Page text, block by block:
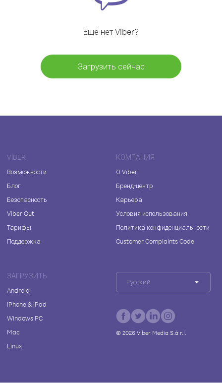
Ещё нет Viber?
Загрузить сейчас
VIBER
Возможности
Блог
Безопасность
Viber Out
Тарифы
Поддержка
КОМПАНИЯ
О Viber
Бренд-центр
Карьера
Условия использования
Политика конфиденциальности
Customer Complaints Code
ЗАГРУЗИТЬ
Android
iPhone & iPad
Windows PC
Mac
Linux
Русский
© 2026Viber Media S.à r.l.